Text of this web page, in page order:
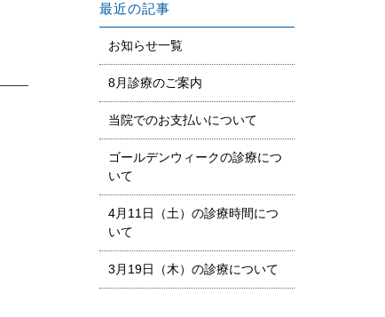
最近の記事
お知らせ一覧
8月診療のご案内
当院でのお支払いについて
ゴールデンウィークの診療につ
いて
4月11日（土）の診療時間につ
いて
3月19日（木）の診療について